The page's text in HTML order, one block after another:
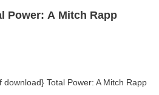
Power: A Mitch Rapp